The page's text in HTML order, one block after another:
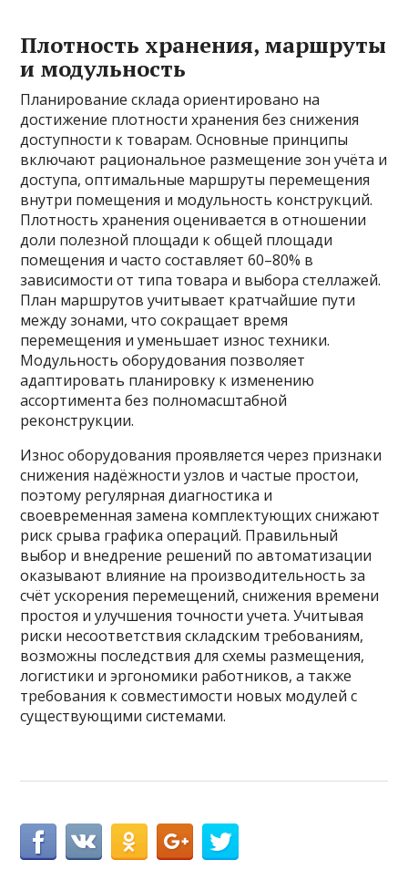
Плотность хранения, маршруты
и модульность
Планирование склада ориентировано на
достижение плотности хранения без снижения
доступности к товарам. Основные принципы
включают рациональное размещение зон учёта и
доступа, оптимальные маршруты перемещения
внутри помещения и модульность конструкций.
Плотность хранения оценивается в отношении
доли полезной площади к общей площади
помещения и часто составляет 60–80% в
зависимости от типа товара и выбора стеллажей.
План маршрутов учитывает кратчайшие пути
между зонами, что сокращает время
перемещения и уменьшает износ техники.
Модульность оборудования позволяет
адаптировать планировку к изменению
ассортимента без полномасштабной
реконструкции.
Износ оборудования проявляется через признаки
снижения надёжности узлов и частые простои,
поэтому регулярная диагностика и
своевременная замена комплектующих снижают
риск срыва графика операций. Правильный
выбор и внедрение решений по автоматизации
оказывают влияние на производительность за
счёт ускорения перемещений, снижения времени
простоя и улучшения точности учета. Учитывая
риски несоответствия складским требованиям,
возможны последствия для схемы размещения,
логистики и эргономики работников, а также
требования к совместимости новых модулей с
существующими системами.